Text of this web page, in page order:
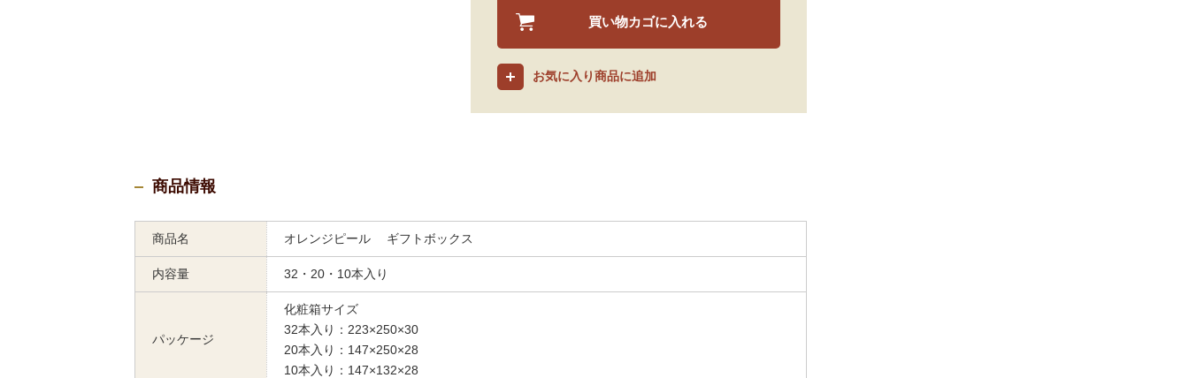
買い物カゴに入れる
お気に入り商品に追加
商品情報
商品名 オレンジピール ギフトボックス
内容量 32・20・10本入り
パッケージ
化粧箱サイズ
32本入り：223×250×30
20本入り：147×250×28
10本入り：147×132×28